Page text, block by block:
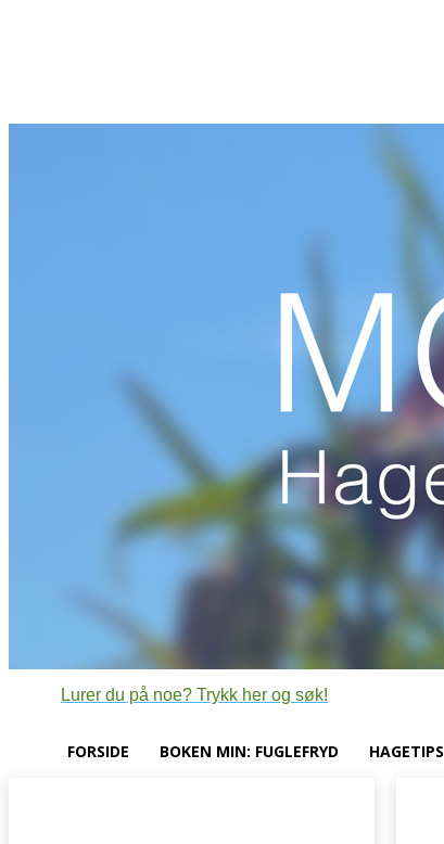
Lurer du på noe? Trykk her og søk!
FORSIDE BOKEN MIN: FUGLEFRYD HAGETIPS